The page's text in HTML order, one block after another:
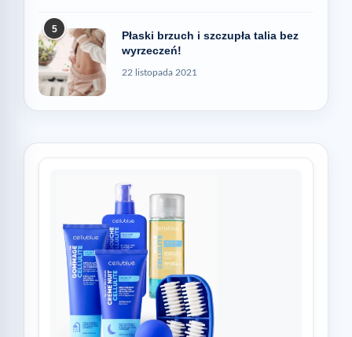
5
Płaski brzuch i szczupła talia bez
wyrzeczeń!
22 listopada 2021